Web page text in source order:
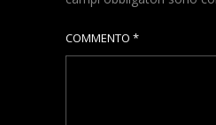
COMMENTO *